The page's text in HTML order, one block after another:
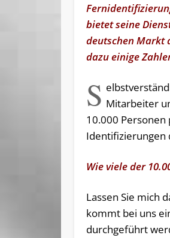
bietet seine
deutschen Markt
dazu einige
S Mitarbeiter
10.000 Personen
Identifizierungen
Wie viele der
Lassen Sie mich
kommt bei uns
durchgeführt